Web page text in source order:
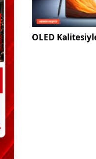
OLED